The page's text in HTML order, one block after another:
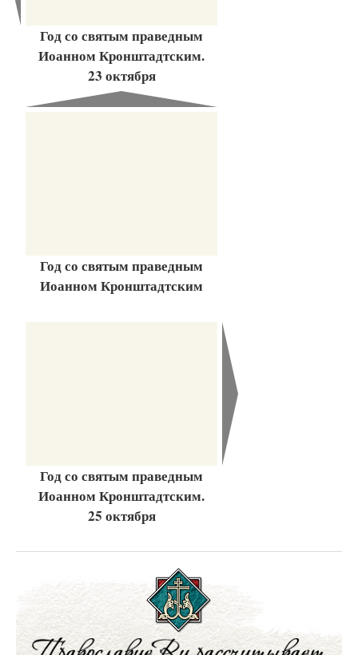
Год со святым праведным
Иоанном Кронштадтским.
23 октября
Год со святым праведным
Иоанном Кронштадтским
Год со святым праведным
Иоанном Кронштадтским.
25 октября